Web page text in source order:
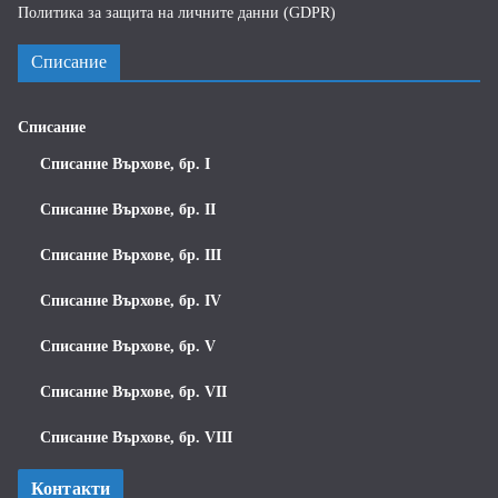
Политика за защита на личните данни (GDPR)
Списание
Списание
Списание Върхове, бр. I
Списание Върхове, бр. II
Списание Върхове, бр. III
Списание Върхове, бр. IV
Списание Върхове, бр. V
Списание Върхове, бр. VII
Списание Върхове, бр. VIII
Контакти